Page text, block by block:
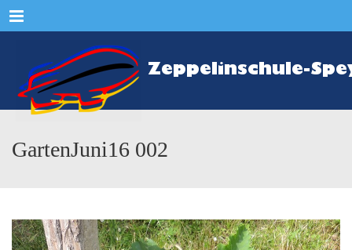
Menu
GartenJuni16 002